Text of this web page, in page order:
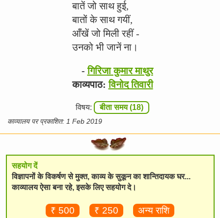
बातें जो साथ हुई,
बातों के साथ गयीं,
आँखें जो मिली रहीं -
उनको भी जानें ना।
-गिरिजा कुमार माथुर
काव्यपाठ:विनोद तिवारी
विषय: बीता समय (18)
काव्यालय पर प्रकाशित: 1 Feb 2019
सहयोग दें
विज्ञापनों के विकर्षण से मुक्त, काव्य के सुकून का शान्तिदायक घर...
काव्यालय ऐसा बना रहे, इसके लिए सहयोग दे।
₹ 500 ₹ 250 अन्य राशि